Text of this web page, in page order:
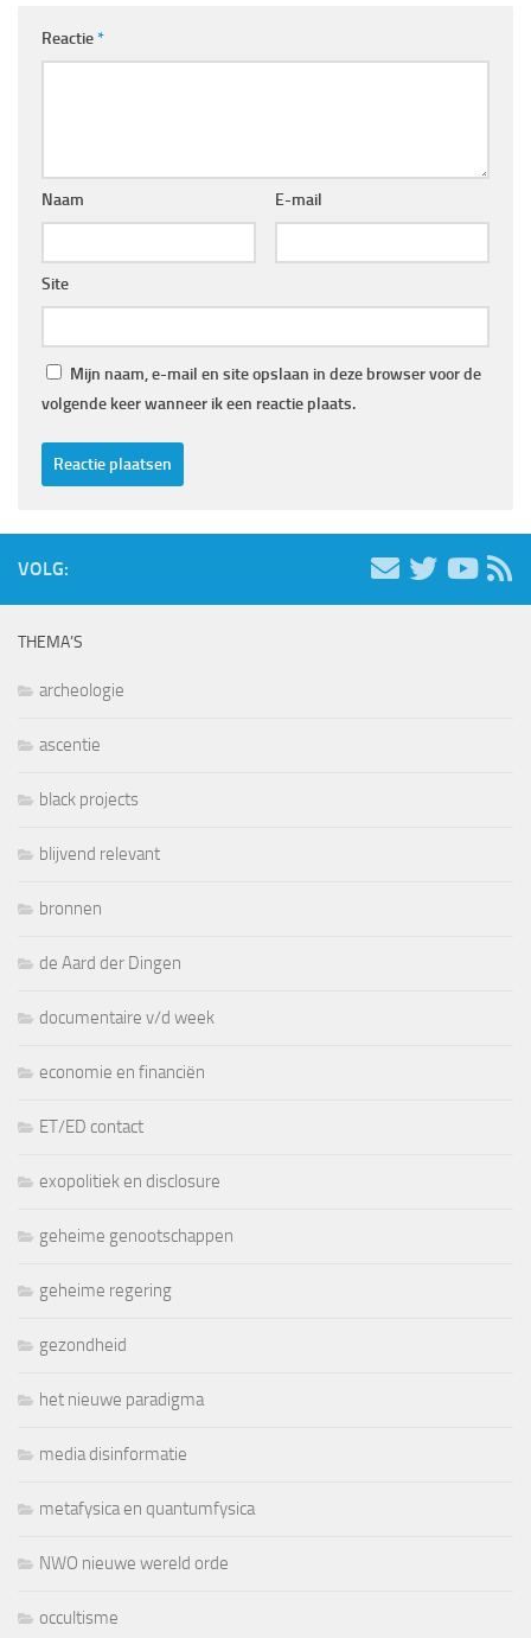
Reactie*
Naam E-mail
Site
Mijn naam, e-mail en site opslaan in deze browser voor de
volgende keer wanneer ik een reactie plaats.
VOLG:
THEMA’S
archeologie
ascentie
black projects
blijvend relevant
bronnen
de Aard der Dingen
documentaire v/d week
economie en financiën
ET/ED contact
exopolitiek en disclosure
geheime genootschappen
geheime regering
gezondheid
het nieuwe paradigma
media disinformatie
metafysica en quantumfysica
NWO nieuwe wereld orde
occultisme